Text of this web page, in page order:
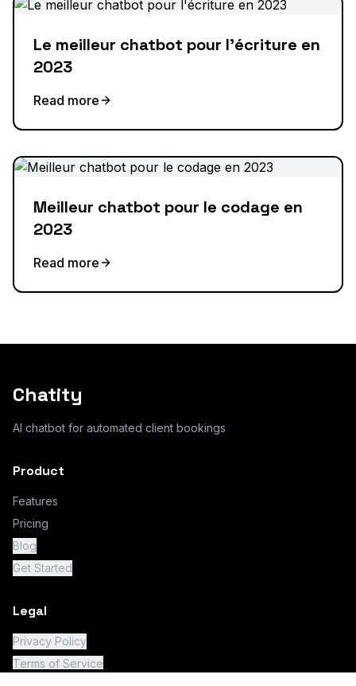
Le meilleur chatbot pour l'écriture en
2023
Read more
Meilleur chatbot pour le codage en
2023
Read more
Chatity
AI chatbot for automated client bookings
Product
Features
Pricing
Blog
Get Started
Legal
Privacy Policy
Terms of Service